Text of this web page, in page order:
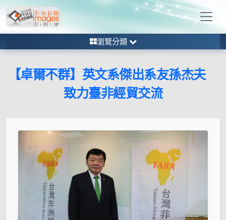
瀏覽分類
【卓爾不群】英文系傑出系友孫杰夫
致力臺非經貿交流